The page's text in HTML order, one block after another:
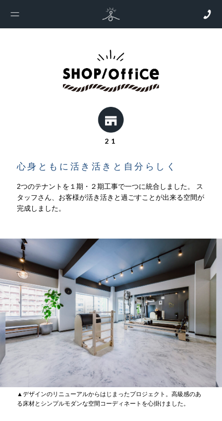
21
心身ともに活き活きと自分らしく
2つのテナントを１期・２期工事で一つに統合しました。
ス
タッフさん、お客様が活き活きと過ごすことが出来る空間が
完成しました。
▲デザインのリニューアルからはじまったプロジェクト。高級感のあ
る床材とシンプルモダンな空間コーディネートを心掛けました。